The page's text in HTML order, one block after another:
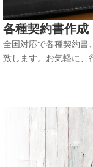
各種契約書作成
全国対応で各種契約書
致します。お気軽に、
せください。お問い